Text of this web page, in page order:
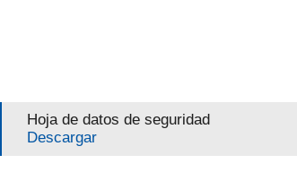
Hoja de datos de seguridad
Descargar